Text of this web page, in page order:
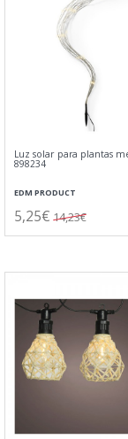
Luz solar para plantas
898234
EDM PRODUCT
5,25€ 14,23€